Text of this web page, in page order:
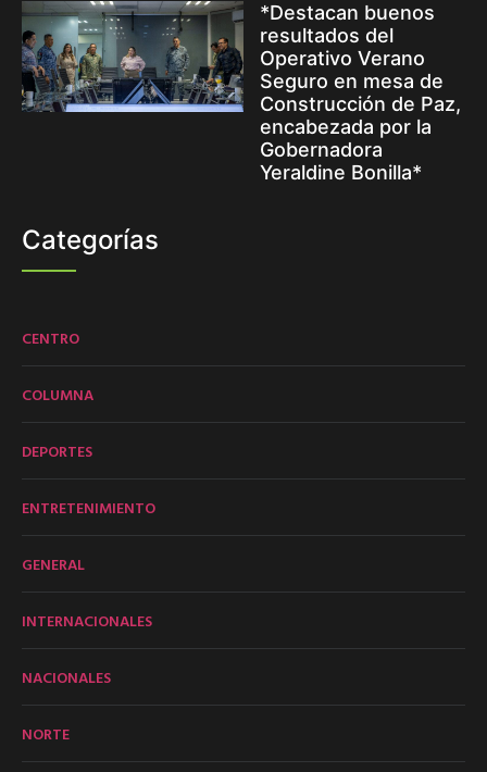
*Destacan buenos
resultados del
Operativo Verano
Seguro en mesa de
Construcción de Paz,
encabezada por la
Gobernadora
Yeraldine Bonilla*
Categorías
CENTRO
COLUMNA
DEPORTES
ENTRETENIMIENTO
GENERAL
INTERNACIONALES
NACIONALES
NORTE